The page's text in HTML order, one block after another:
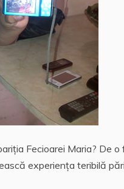
Fecioarei Maria? De o
experiența teribilă